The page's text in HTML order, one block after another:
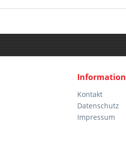
Information
Kontakt
Datenschutz
Impressum